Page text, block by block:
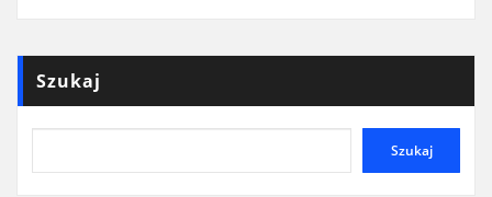
Szukaj
Szukaj